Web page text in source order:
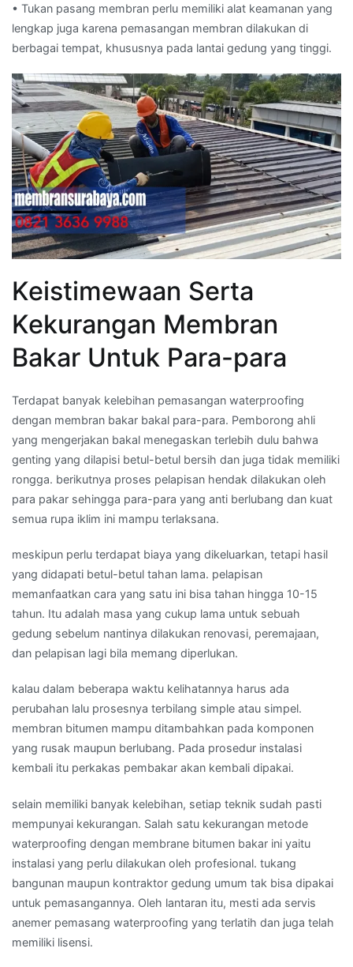
• Tukan pasang membran perlu memiliki alat keamanan yang
lengkap juga karena pemasangan membran dilakukan di
berbagai tempat, khususnya pada lantai gedung yang tinggi.
Keistimewaan Serta
Kekurangan Membran
Bakar Untuk Para-para
Terdapat banyak kelebihan pemasangan waterproofing
dengan membran bakar bakal para-para. Pemborong ahli
yang mengerjakan bakal menegaskan terlebih dulu bahwa
genting yang dilapisi betul-betul bersih dan juga tidak memiliki
rongga. berikutnya proses pelapisan hendak dilakukan oleh
para pakar sehingga para-para yang anti berlubang dan kuat
semua rupa iklim ini mampu terlaksana.
meskipun perlu terdapat biaya yang dikeluarkan, tetapi hasil
yang didapati betul-betul tahan lama. pelapisan
memanfaatkan cara yang satu ini bisa tahan hingga 10-15
tahun. Itu adalah masa yang cukup lama untuk sebuah
gedung sebelum nantinya dilakukan renovasi, peremajaan,
dan pelapisan lagi bila memang diperlukan.
kalau dalam beberapa waktu kelihatannya harus ada
perubahan lalu prosesnya terbilang simple atau simpel.
membran bitumen mampu ditambahkan pada komponen
yang rusak maupun berlubang. Pada prosedur instalasi
kembali itu perkakas pembakar akan kembali dipakai.
selain memiliki banyak kelebihan, setiap teknik sudah pasti
mempunyai kekurangan. Salah satu kekurangan metode
waterproofing dengan membrane bitumen bakar ini yaitu
instalasi yang perlu dilakukan oleh profesional. tukang
bangunan maupun kontraktor gedung umum tak bisa dipakai
untuk pemasangannya. Oleh lantaran itu, mesti ada servis
anemer pemasang waterproofing yang terlatih dan juga telah
memiliki lisensi.